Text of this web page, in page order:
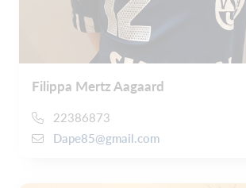
Filippa Mertz Aagaard
22386873
Dape85@gmail.com